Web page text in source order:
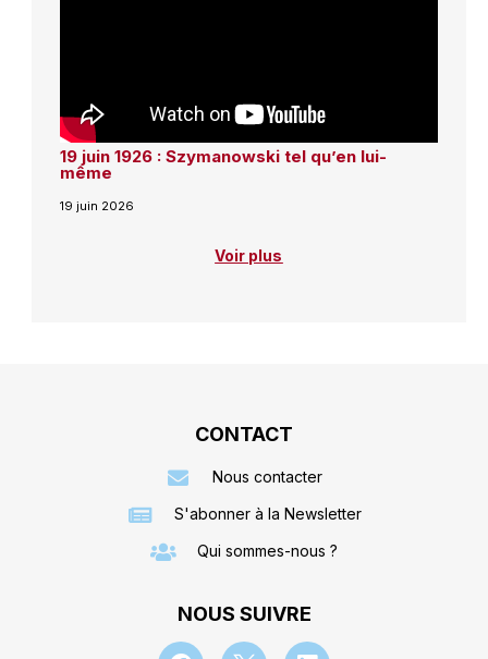
19 juin 1926 : Szymanowski tel qu’en lui-
même
19 juin 2026
Voir plus
CONTACT
Nous contacter
S'abonner à la Newsletter
Qui sommes-nous ?
NOUS SUIVRE